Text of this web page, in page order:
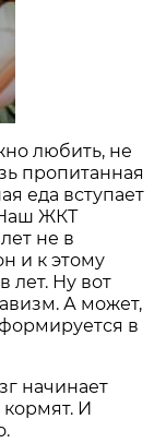
любить, не
пропитанная
еда вступает
ЖКТ
не в
и к этому
лет. Ну вот
А может,
в
начинает
И